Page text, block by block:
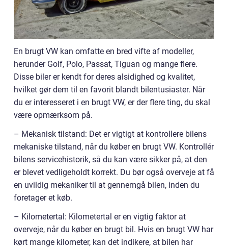
En brugt VW kan omfatte en bred vifte af modeller,
herunder Golf, Polo, Passat, Tiguan og mange flere.
Disse biler er kendt for deres alsidighed og kvalitet,
hvilket gør dem til en favorit blandt bilentusiaster. Når
du er interesseret i en brugt VW, er der flere ting, du skal
være opmærksom på.
– Mekanisk tilstand: Det er vigtigt at kontrollere bilens
mekaniske tilstand, når du køber en brugt VW. Kontrollér
bilens servicehistorik, så du kan være sikker på, at den
er blevet vedligeholdt korrekt. Du bør også overveje at få
en uvildig mekaniker til at gennemgå bilen, inden du
foretager et køb.
– Kilometertal: Kilometertal er en vigtig faktor at
overveje, når du køber en brugt bil. Hvis en brugt VW har
kørt mange kilometer, kan det indikere, at bilen har